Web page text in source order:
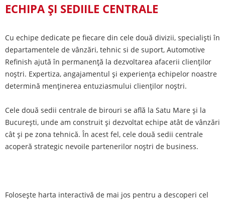
ECHIPA ȘI SEDIILE CENTRALE
Cu echipe dedicate pe fiecare din cele două divizii, specialiști în
departamentele de vânzări, tehnic si de suport, Automotive
Refinish ajută în permanență la dezvoltarea afacerii clienților
noștri. Expertiza, angajamentul și experiența echipelor noastre
determină menținerea entuziasmului clienților noștri.
Cele două sedii centrale de birouri se află la Satu Mare și la
București, unde am construit și dezvoltat echipe atât de vânzări
cât și pe zona tehnică. În acest fel, cele două sedii centrale
acoperă strategic nevoile partenerilor noștri de business.
Folosește harta interactivă de mai jos pentru a descoperi cel